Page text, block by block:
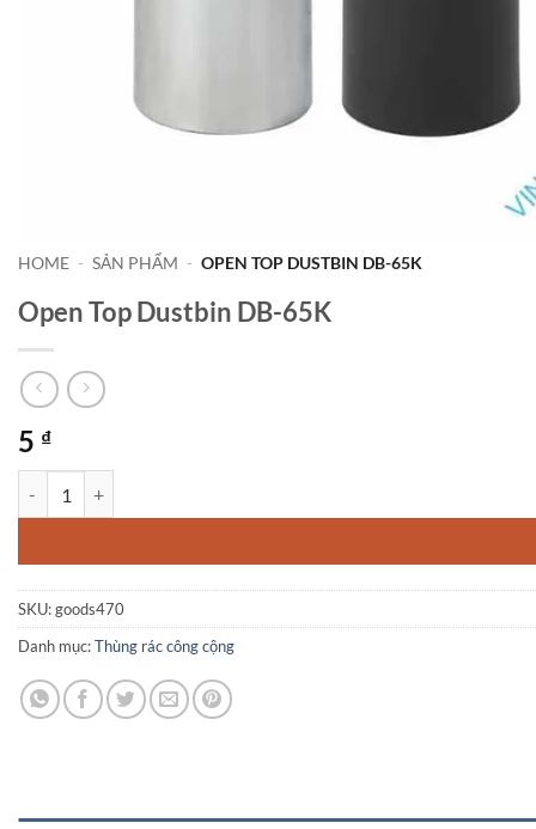
HOME - SẢN PHẨM - OPEN TOP DUSTBIN DB-65K
Open Top Dustbin DB-65K
5 ₫
SKU:goods470
Danh mục:Thùng rác công cộng